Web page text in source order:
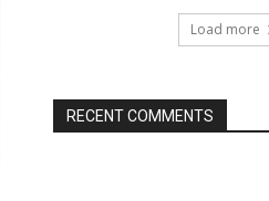
Load more
RECENT COMMENTS